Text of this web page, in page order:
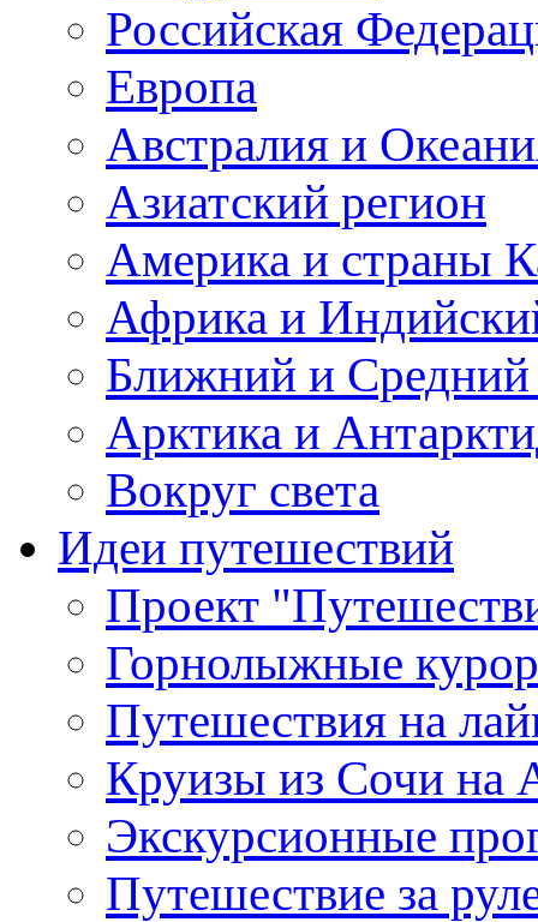
Российская
Европа
Австралия и
Азиатский регион
Америка и страны
Африка и
Ближний и Средний
Арктика и
Вокруг света
Идеи путешествий
Проект
Горнолыжные
Путешествия на
Круизы из Сочи на
Экскурсионные
Путешествие за